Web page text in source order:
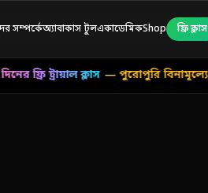
ফ্রি ট্রায়াল ক্লাস — পুরোপুরি বিনামূল্যে!
সম্পর্কেঅ্যাবাকাস টুলএকাডেমিকShop ফ্রি ক্লাস